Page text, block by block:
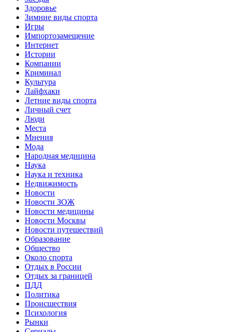
Здоровье
Зимние виды спорта
Игры
Импортозамещение
Интернет
Истории
Компании
Криминал
Культура
Лайфхаки
Летние виды спорта
Личный счет
Люди
Места
Мнения
Мода
Народная медицина
Наука
Наука и техника
Недвижимость
Новости
Новости ЗОЖ
Новости медицины
Новости Москвы
Новости путешествий
Образование
Общество
Около спорта
Отдых в России
Отдых за границей
ПДД
Политика
Происшествия
Психология
Рынки